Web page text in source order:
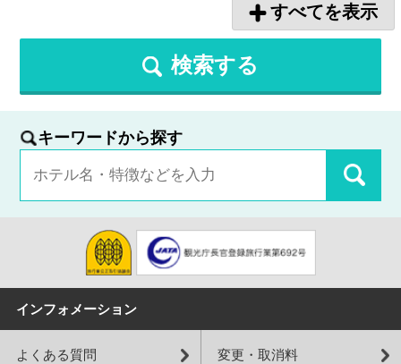
すべてを表示
検索する
キーワードから探す
インフォメーション
よくある質問 変更・取消料